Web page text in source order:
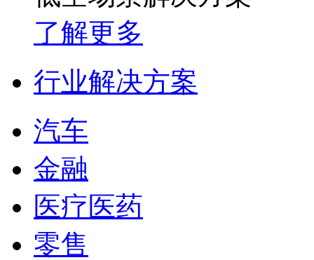
了解更多
行业解决方案
汽车
金融
医疗医药
零售